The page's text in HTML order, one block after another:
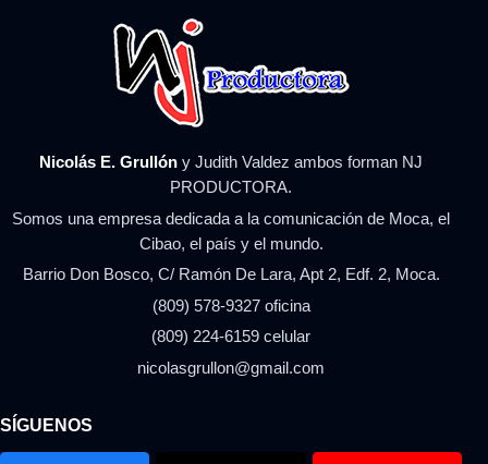
Nicolás E. Grullón y Judith Valdez ambos forman NJ
PRODUCTORA.
Somos una empresa dedicada a la comunicación de Moca, el
Cibao, el país y el mundo.
Barrio Don Bosco, C/ Ramón De Lara, Apt 2, Edf. 2, Moca.
(809) 578-9327 oficina
(809) 224-6159 celular
nicolasgrullon@gmail.com
SÍGUENOS